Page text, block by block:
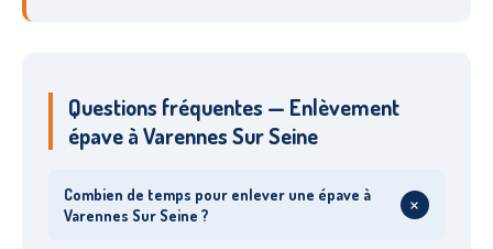
Questions fréquentes — Enlèvement
épave à Varennes Sur Seine
Combien de temps pour enlever une épave à
Varennes Sur Seine ?
+